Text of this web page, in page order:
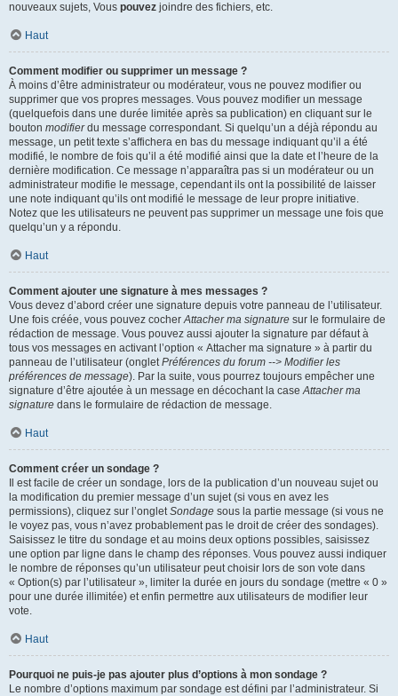
nouveaux sujets, Vous pouvez joindre des fichiers, etc.
Haut
Comment modifier ou supprimer un message ?
À moins d’être administrateur ou modérateur, vous ne pouvez modifier ou
supprimer que vos propres messages. Vous pouvez modifier un message
(quelquefois dans une durée limitée après sa publication) en cliquant sur le
bouton modifierdu message correspondant. Si quelqu’un a déjà répondu au
message, un petit texte s’affichera en bas du message indiquant qu’il a été
modifié, le nombre de fois qu’il a été modifié ainsi que la date et l’heure de la
dernière modification. Ce message n’apparaîtra pas si un modérateur ou un
administrateur modifie le message, cependant ils ont la possibilité de laisser
une note indiquant qu’ils ont modifié le message de leur propre initiative.
Notez que les utilisateurs ne peuvent pas supprimer un message une fois que
quelqu’un y a répondu.
Haut
Comment ajouter une signature à mes messages ?
Vous devez d’abord créer une signature depuis votre panneau de l’utilisateur.
Une fois créée, vous pouvez cocherAttacher ma signature sur le formulaire de
rédaction de message. Vous pouvez aussi ajouter la signature par défaut à
tous vos messages en activant l’option « Attacher ma signature » à partir du
panneau de l’utilisateur (ongletPréférences du forum --> Modifier les
préférences de message). Par la suite, vous pourrez toujours empêcher une
signature d’être ajoutée à un message en décochant la caseAttacher ma
signature dans le formulaire de rédaction de message.
Haut
Comment créer un sondage ?
Il est facile de créer un sondage, lors de la publication d’un nouveau sujet ou
la modification du premier message d’un sujet (si vous en avez les
permissions), cliquez sur l’ongletSondage sous la partie message (si vous ne
le voyez pas, vous n’avez probablement pas le droit de créer des sondages).
Saisissez le titre du sondage et au moins deux options possibles, saisissez
une option par ligne dans le champ des réponses. Vous pouvez aussi indiquer
le nombre de réponses qu’un utilisateur peut choisir lors de son vote dans
« Option(s) par l’utilisateur », limiter la durée en jours du sondage (mettre « 0 »
pour une durée illimitée) et enfin permettre aux utilisateurs de modifier leur
vote.
Haut
Pourquoi ne puis-je pas ajouter plus d’options à mon sondage ?
Le nombre d’options maximum par sondage est défini par l’administrateur. Si